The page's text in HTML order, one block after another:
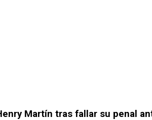
Martín tras fallar su penal